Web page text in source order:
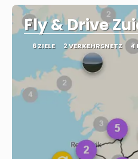
Fly & Drive
6 ZIELE 2 VERKEHRSNETZ 4